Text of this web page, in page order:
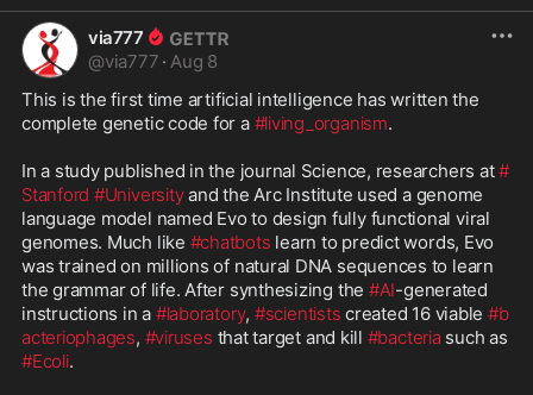
via777
@via777 · Aug 8
This is the first time artificial intelligence has written the
complete genetic code for a #living_organism.
In a study published in the journal Science, researchers at #
Stanford #University and the Arc Institute used a genome
language model named Evo to design fully functional viral
genomes. Much like #chatbots learn to predict words, Evo
was trained on millions of natural DNA sequences to learn
the grammar of life. After synthesizing the #AI-generated
instructions in a #laboratory, #scientists created 16 viable #b
acteriophages, #viruses that target and kill #bacteria
#Ecoli.